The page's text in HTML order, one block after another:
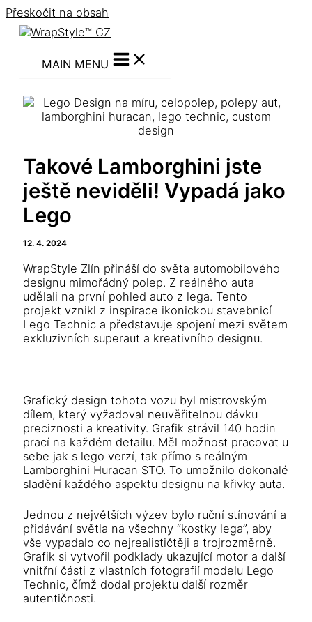
Přeskočit na obsah
MAIN MENU
Takové Lamborghini jste
ještě neviděli! Vypadá jako
Lego
12. 4. 2024
WrapStyle Zlín přináší do světa automobilového
designu mimořádný polep. Z reálného auta
udělali na první pohled auto z lega. Tento
projekt vznikl z inspirace ikonickou stavebnicí
Lego Technic a představuje spojení mezi světem
exkluzivních superaut a kreativního designu.
Grafický design tohoto vozu byl mistrovským
dílem, který vyžadoval neuvěřitelnou dávku
preciznosti a kreativity. Grafik strávil 140 hodin
prací na každém detailu. Měl možnost pracovat u
sebe jak s lego verzí, tak přímo s reálným
Lamborghini Huracan STO. To umožnilo dokonalé
sladění každého aspektu designu na křivky auta.
Jednou z největších výzev bylo ruční stínování a
přidávání světla na všechny “kostky lega”, aby
vše vypadalo co nejrealističtěji a trojrozměrně.
Grafik si vytvořil podklady ukazující motor a další
vnitřní části z vlastních fotografií modelu Lego
Technic, čímž dodal projektu další rozměr
autentičnosti.